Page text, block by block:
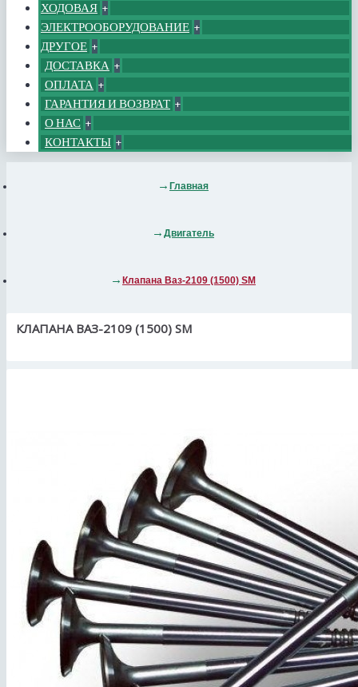
ХОДОВАЯ +
ЭЛЕКТРООБОРУДОВАНИЕ +
ДРУГОЕ +
ДОСТАВКА +
ОПЛАТА +
ГАРАНТИЯ И ВОЗВРАТ +
О НАС +
КОНТАКТЫ +
Главная
Двигатель
Клапана Ваз-2109 (1500) SM
КЛАПАНА ВАЗ-2109 (1500) SM